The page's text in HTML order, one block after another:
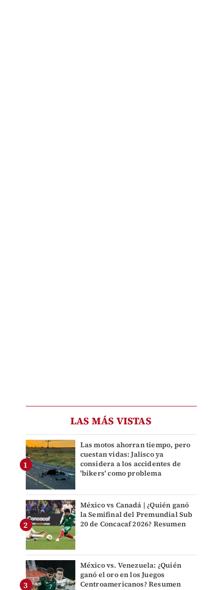
LAS MÁS VISTAS
Las motos ahorran tiempo, pero
cuestan vidas: Jalisco ya
considera a los accidentes de
'bikers' como problema
México vs Canadá | ¿Quién ganó
la Semifinal del Premundial Sub
20 de Concacaf 2026? Resumen
México vs. Venezuela: ¿Quién
ganó el oro en los Juegos
Centroamericanos? Resumen